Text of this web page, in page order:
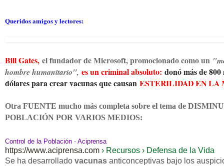
Queridos amigos y lectores:
Bill Gates, el fundador de Microsoft, promocionado como un
hombre humanitario", es un criminal absoluto: donó más de
dólares para crear vacunas que causan ESTERILIDAD EN LA
Otra FUENTE mucho más completa sobre el tema de
POBLACIÓN POR VARIOS MEDIOS:
Control de la Población - Aciprensa
https://www.aciprensa.com › Recursos › Defensa de la Vida
Se ha desarrollado vacunas anticonceptivas bajo los